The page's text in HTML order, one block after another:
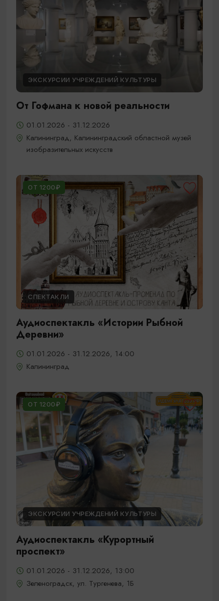
ЭКСКУРСИИ УЧРЕЖДЕНИЙ КУЛЬТУРЫ
От Гофмана к новой реальности
01.01.2026 - 31.12.2026
Калининград, Калининградский областной музей
изобразительных искусств
ОТ 1200₽
СПЕКТАКЛИ
Аудиоспектакль «Истории Рыбной
Деревни»
01.01.2026 - 31.12.2026, 14:00
Калининград
ОТ 1200₽
ЭКСКУРСИИ УЧРЕЖДЕНИЙ КУЛЬТУРЫ
Аудиоспектакль «Курортный
проспект»
01.01.2026 - 31.12.2026, 13:00
Зеленоградск, ул. Тургенева, 1Б